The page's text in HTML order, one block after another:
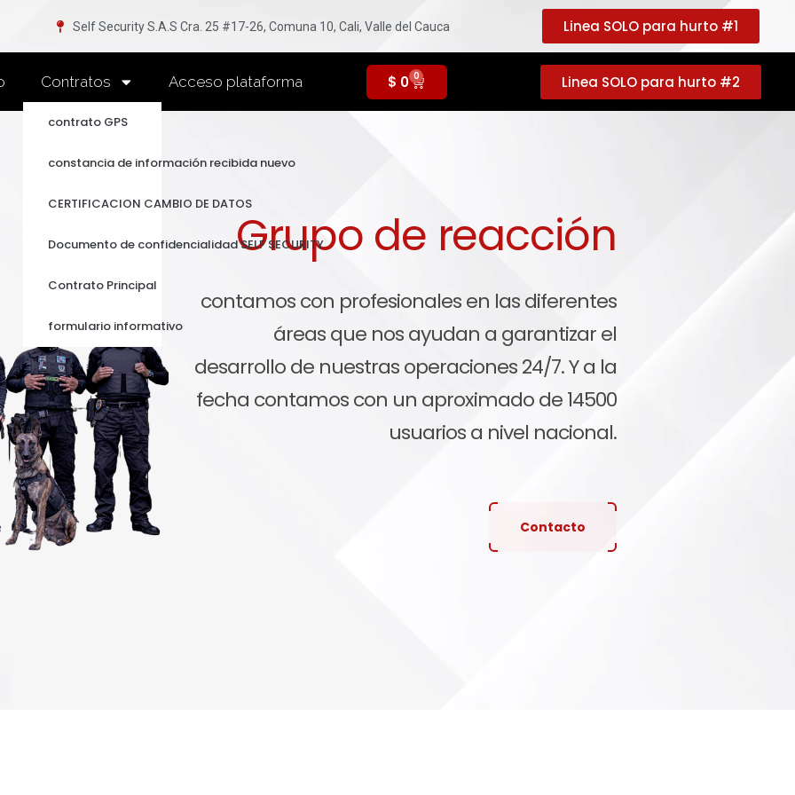
Self Security S.A.S Cra. 25 #17-26, Comuna 10, Cali, Valle del Cauca Linea SOLO para hurto #1
Contratos
contrato GPS
constancia de información recibida nuevo
CERTIFICACION CAMBIO DE DATOS
Documento de confidencialidad SELF SECURITY
Contrato Principal
formulario informativo
Acceso plataforma $ 0 0 Linea SOLO para hurto #2
Grupo de reacción
contamos con profesionales en las diferentes
áreas que nos ayudan a garantizar el
desarrollo de nuestras operaciones 24/7. Y a la
fecha contamos con un aproximado de 14500
usuarios a nivel nacional.
Contacto